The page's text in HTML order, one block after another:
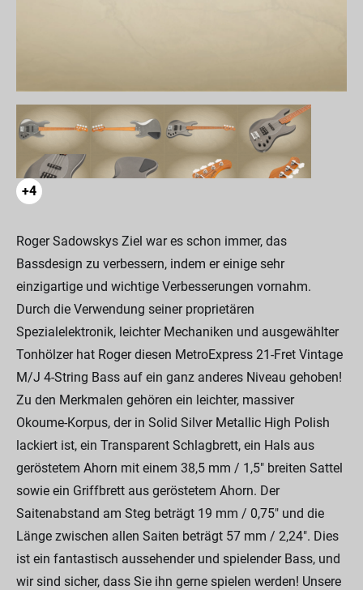
+4
Roger Sadowskys Ziel war es schon immer, das
Bassdesign zu verbessern, indem er einige sehr
einzigartige und wichtige Verbesserungen vornahm.
Durch die Verwendung seiner proprietären
Spezialelektronik, leichter Mechaniken und ausgewählter
Tonhölzer hat Roger diesen MetroExpress 21-Fret Vintage
M/J 4-String Bass auf ein ganz anderes Niveau gehoben!
Zu den Merkmalen gehören ein leichter, massiver
Okoume-Korpus, der in Solid Silver Metallic High Polish
lackiert ist, ein Transparent Schlagbrett, ein Hals aus
geröstetem Ahorn mit einem 38,5 mm / 1,5" breiten Sattel
sowie ein Griffbrett aus geröstetem Ahorn. Der
Saitenabstand am Steg beträgt 19 mm / 0,75" und die
Länge zwischen allen Saiten beträgt 57 mm / 2,24". Dies
ist ein fantastisch aussehender und spielender Bass, und
wir sind sicher, dass Sie ihn gerne spielen werden! Unsere